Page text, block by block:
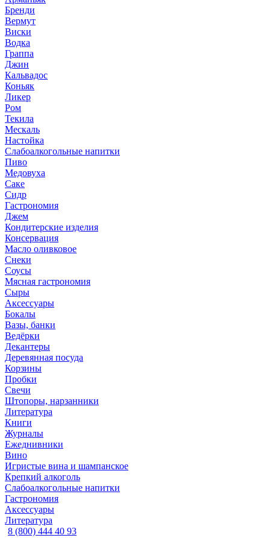
Бренди
Вермут
Виски
Водка
Граппа
Джин
Кальвадос
Коньяк
Ликер
Ром
Текила
Мескаль
Настойка
Слабоалкогольные напитки
Пиво
Медовуха
Саке
Сидр
Гастрономия
Джем
Кондитерские изделия
Консервация
Масло оливковое
Снеки
Соусы
Мясная гастрономия
Сыры
Аксессуары
Бокалы
Вазы, банки
Ведёрки
Декантеры
Деревянная посуда
Корзины
Пробки
Свечи
Штопоры, нарзанники
Литература
Книги
Журналы
Ежеднивники
Вино
Игристые вина и шампанское
Крепкий алкоголь
Слабоалкогольные напитки
Гастрономия
Аксессуары
Литература
8 (800) 444 40 93